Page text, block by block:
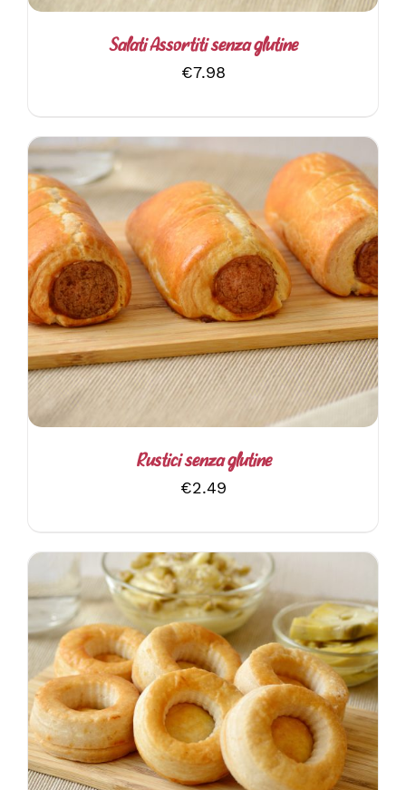
Salati Assortiti senza glutine
€7.98
AGGIUNGI AL CARRELLO / DETTAGLI
Rustici senza glutine
€2.49
AGGIUNGI AL CARRELLO / DETTAGLI